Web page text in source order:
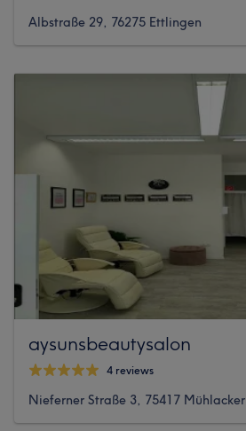
Albstraße 29, 76275 Ettlingen
aysunsbeautysalon
4 reviews
Nieferner Straße 3, 75417 Mühlacker